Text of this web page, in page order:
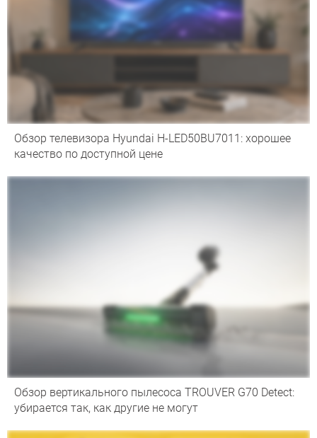
Обзор телевизора Hyundai H-LED50BU7011: хорошее
качество по доступной цене
Обзор вертикального пылесоса TROUVER G70 Detect:
убирается так, как другие не могут